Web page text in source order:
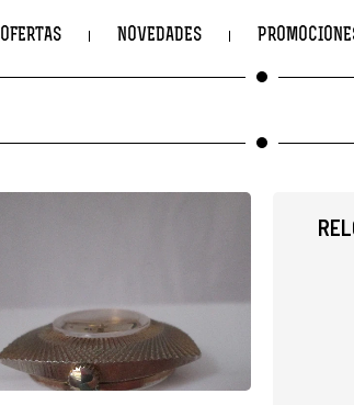
OFERTAS NOVEDADES